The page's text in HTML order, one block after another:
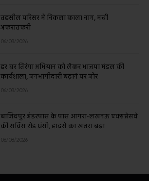
तहसील परिसर में निकला काला नाग, मची
अफरातफरी
06/08/2026
हर घर तिरंगा अभियान को लेकर भाजपा मंडल की
कार्यशाला, जनभागीदारी बढ़ाने पर जोर
06/08/2026
बाजिदपुर अंडरपास के पास आगरा-लखनऊ एक्सप्रेसवे
की सर्विस रोड धंसी, हादसे का खतरा बढ़ा
06/08/2026